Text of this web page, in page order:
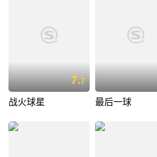
7.7
战火球星 最后一球